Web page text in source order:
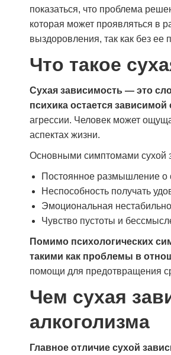
показаться, что проблема
которая может проявляться в
выздоровления, так как без ее
Что такое
Сухая зависимость — это
психика остается зависимой
агрессии. Человек может
аспектах жизни.
Основными симптомами сухой
Постоянное размышление о
Неспособность получать
Эмоциональная
Чувство пустоты и
Помимо психологических
такими как проблемы в
помощи для предотвращения
Чем сухая
алкоголизма
Главное отличие сухой